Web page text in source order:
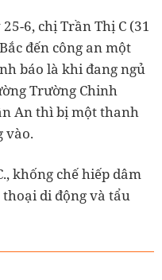
6, chị Trần Thị C (31
đến công an một
báo là khi đang ngủ
Trường Chinh
An thì bị một thanh
vào.
khống chế hiếp dâm
di động và tẩu